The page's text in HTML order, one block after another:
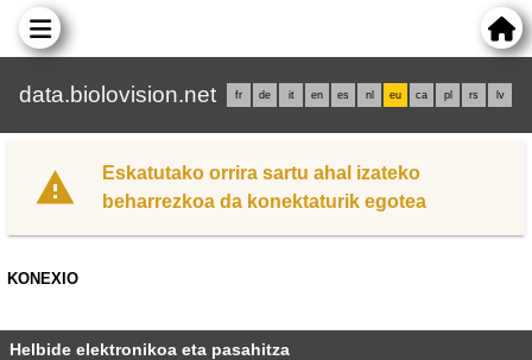
data.biolovision.net fr de it en es nl eu ca pl rs lv
Eskatutako orrira sartu ahal izateko
beharrezkoa da konektaturik egotea
KONEXIO
Helbide elektronikoa eta pasahitza